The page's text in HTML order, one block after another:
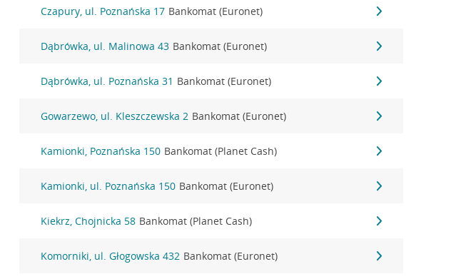
Czapury, ul. Poznańska 17 Bankomat (Euronet)
Dąbrówka, ul. Malinowa 43 Bankomat (Euronet)
Dąbrówka, ul. Poznańska 31 Bankomat (Euronet)
Gowarzewo, ul. Kleszczewska 2 Bankomat (Euronet)
Kamionki, Poznańska 150 Bankomat (Planet Cash)
Kamionki, ul. Poznańska 150 Bankomat (Euronet)
Kiekrz, Chojnicka 58 Bankomat (Planet Cash)
Komorniki, ul. Głogowska 432 Bankomat (Euronet)